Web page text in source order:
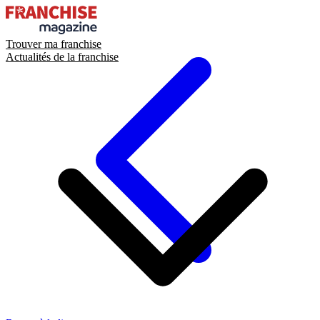
Trouver ma franchise
Actualités de la franchise